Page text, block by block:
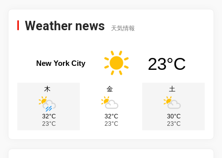
Weather news 天気情報
New York City 23°C
木
32°C
23°C
金
32°C
23°C
土
30°C
23°C